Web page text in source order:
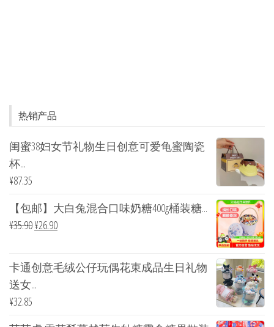
热销产品
闺蜜38妇女节礼物生日创意可爱龟蜜陶瓷
杯...
¥87.35
【包邮】大白兔混合口味奶糖400g桶装糖...
¥35.90¥26.90
卡通创意毛绒公仔玩偶花束成品生日礼物
送女...
¥32.85